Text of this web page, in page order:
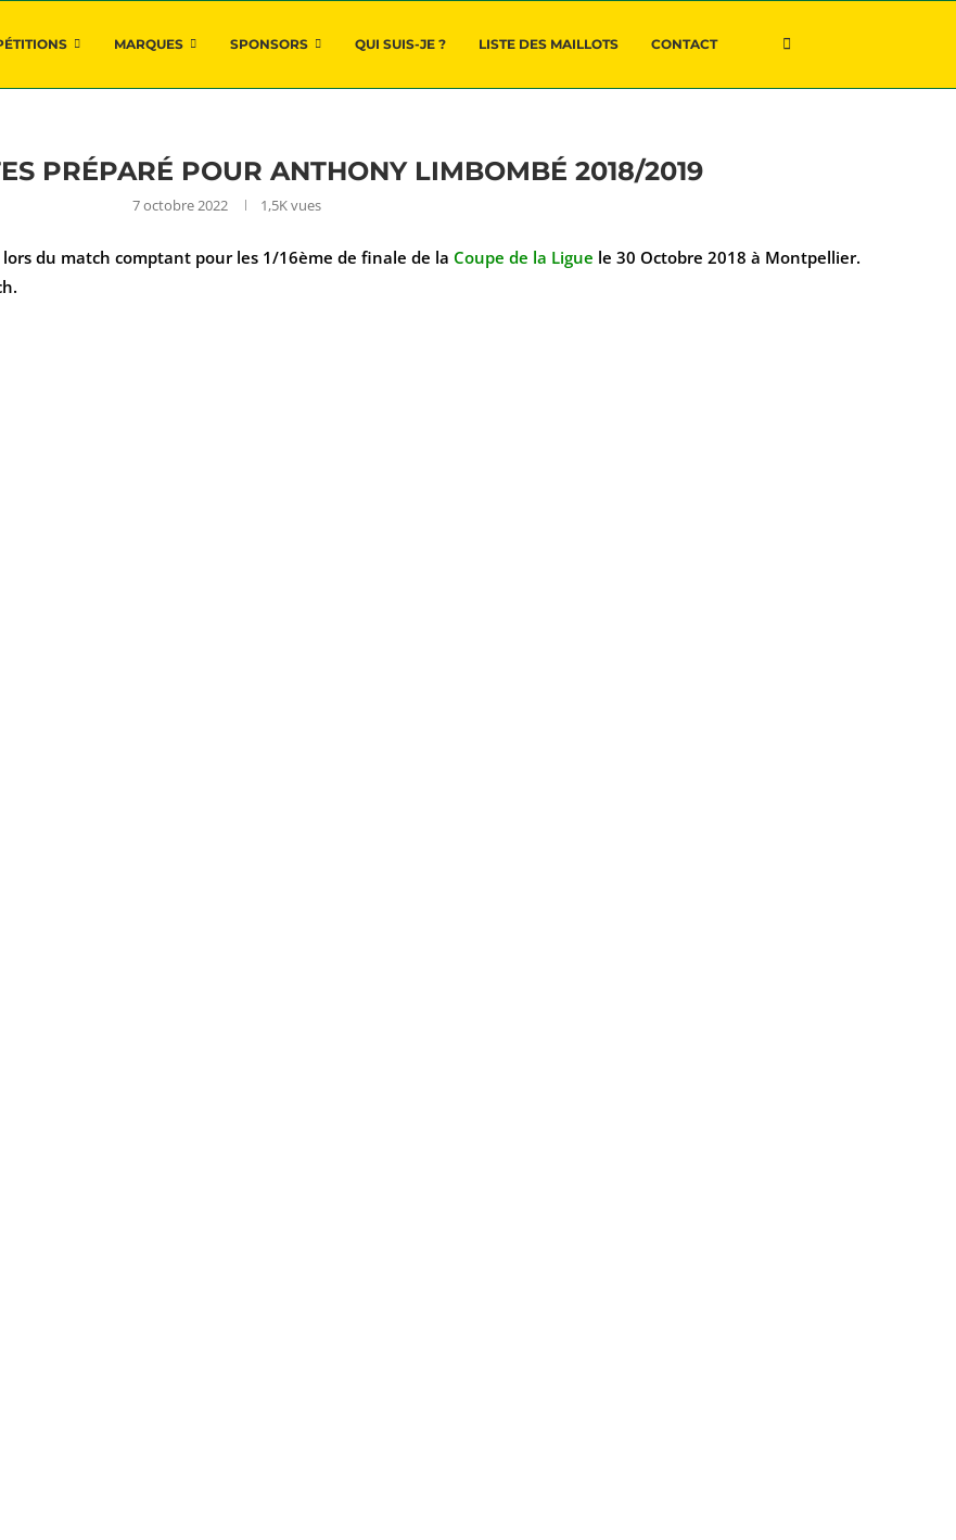
MARQUES SPONSORS QUI SUIS-JE ? LISTE DES MAILLOTS CONTACT
PRÉPARÉ POUR ANTHONY LIMBOMBÉ 2018/2019
7 octobre 2022 1,5Kvues
du match comptant pour les 1/16ème de finale de la Coupe de la Ligue le 30 Octobre 2018 à Montpellier.